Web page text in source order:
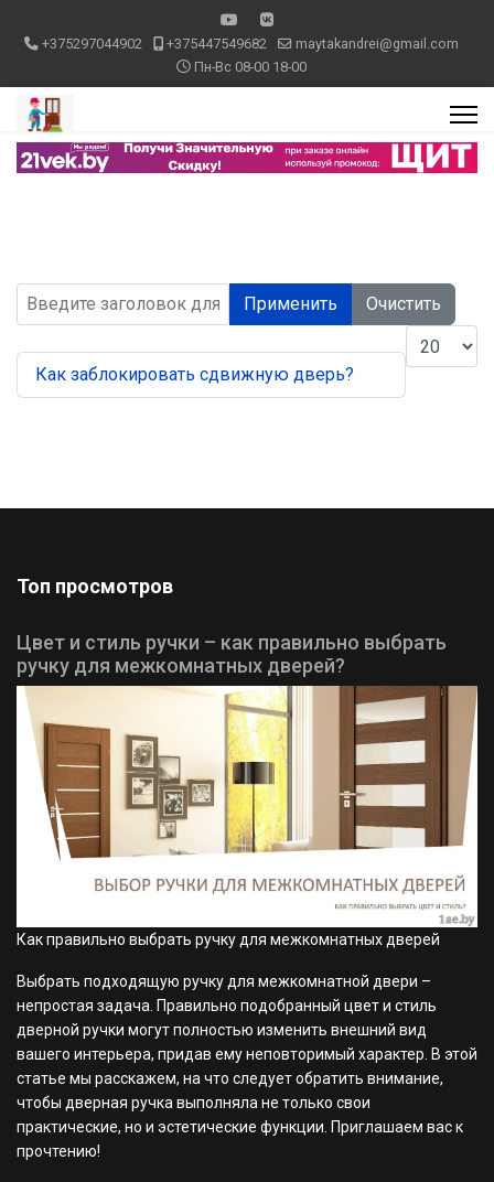
+375297044902 +375447549682
maytakandrei@gmail.com
Пн-Вс 08-00 18-00
Введите заголовок для поиска...Применить
Очистить
Кол-во
Как заблокировать сдвижную дверь?
Топ просмотров
Цвет и стиль ручки – как правильно выбрать
ручку для межкомнатных дверей?
Как правильно выбрать ручку для межкомнатных дверей
Выбрать подходящую ручку для межкомнатной двери –
непростая задача. Правильно подобранный цвет и стиль
дверной ручки могут полностью изменить внешний вид
вашего интерьера, придав ему неповторимый характер. В этой
статье мы расскажем, на что следует обратить внимание,
чтобы дверная ручка выполняла не только свои
практические, но и эстетические функции. Приглашаем вас к
прочтению!